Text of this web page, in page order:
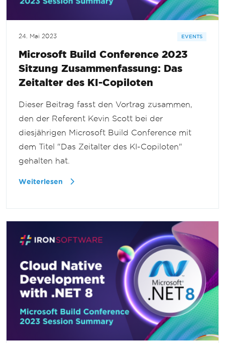
24. Mai 2023 EVENTS
Microsoft Build Conference 2023
Sitzung Zusammenfassung: Das
Zeitalter des KI-Copiloten
Dieser Beitrag fasst den Vortrag zusammen,
den der Referent Kevin Scott bei der
diesjährigen Microsoft Build Conference mit
dem Titel "Das Zeitalter des KI-Copiloten"
gehalten hat.
Weiterlesen